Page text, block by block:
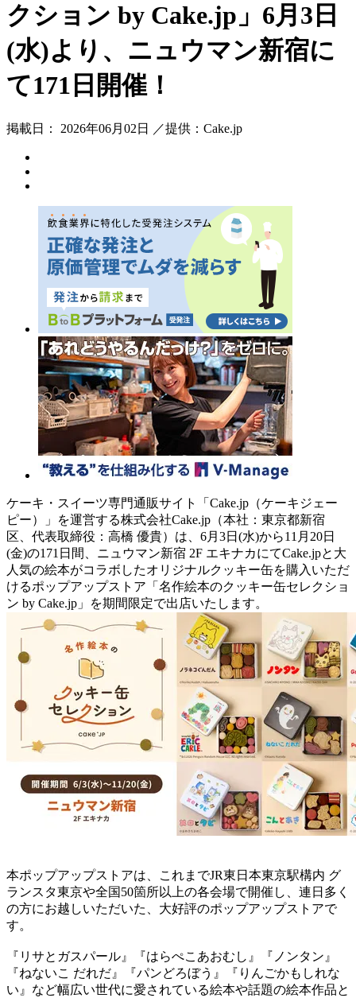
クション by Cake.jp」6月3日
(水)より、ニュウマン新宿に
て171日開催！
掲載日： 2026年06月02日 ／提供：Cake.jp
ケーキ・スイーツ専門通販サイト「Cake.jp（ケーキジェー
ピー）」を運営する株式会社Cake.jp（本社：東京都新宿
区、代表取締役：高橋 優貴）は、6月3日(水)から11月20日
(金)の171日間、ニュウマン新宿 2F エキナカにてCake.jpと大
人気の絵本がコラボしたオリジナルクッキー缶を購入いただ
けるポップアップストア「名作絵本のクッキー缶セレクショ
ン by Cake.jp」を期間限定で出店いたします。
本ポップアップストアは、これまでJR東日本東京駅構内 グ
ランスタ東京や全国50箇所以上の各会場で開催し、連日多く
の方にお越しいただいた、大好評のポップアップストアで
す。
『リサとガスパール』『はらぺこあおむし』『ノンタン』
『ねないこ だれだ』『パンどろぼう』『りんごかもしれな
い』など幅広い世代に愛されている絵本や話題の絵本作品と